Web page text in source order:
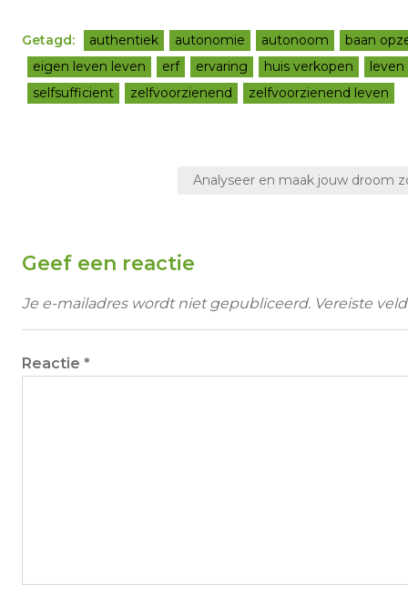
Getagd: authentiek autonomie autonoom
baan
eigen leven leven
erf ervaring huis verkopen
leven
selfsufficient
zelfvoorzienend zelfvoorzienend leven
Analyseer en maak jouw droom
Geef een reactie
Je e-mailadres wordt niet gepubliceerd. Vereiste
Reactie *